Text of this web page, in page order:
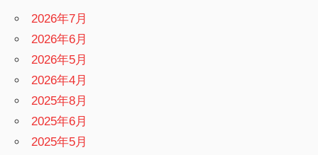
2026年7月
2026年6月
2026年5月
2026年4月
2025年8月
2025年6月
2025年5月